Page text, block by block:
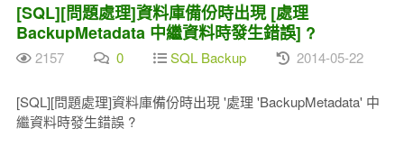
[SQL][問題處理]資料庫備份時出現 [處理
BackupMetadata 中繼資料時發生錯誤] ?
2157 0 SQL Backup 2014-05-22
[SQL][問題處理]資料庫備份時出現 '處理 'BackupMetadata' 中
繼資料時發生錯誤 ?